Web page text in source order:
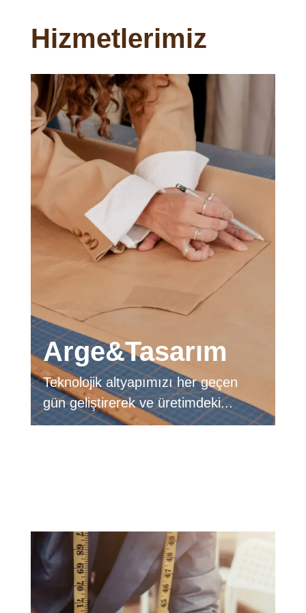
Hizmetlerimiz
Arge&Tasarım
Teknolojik altyapımızı her geçen
gün geliştirerek ve üretimdeki...